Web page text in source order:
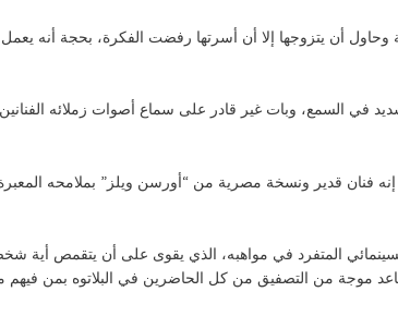
أن يتزوجها إلا أن أسرتها رفضت الفكرة، بحجة أنه
فنان قدير ونسخة مصرية من “أورسن ويلز” بملامحه
المتفرد في مواهبه، الذي يقوى على أن يتقمص أية
موجة من التصفيق من كل الحاضرين في البلاتوه بمن